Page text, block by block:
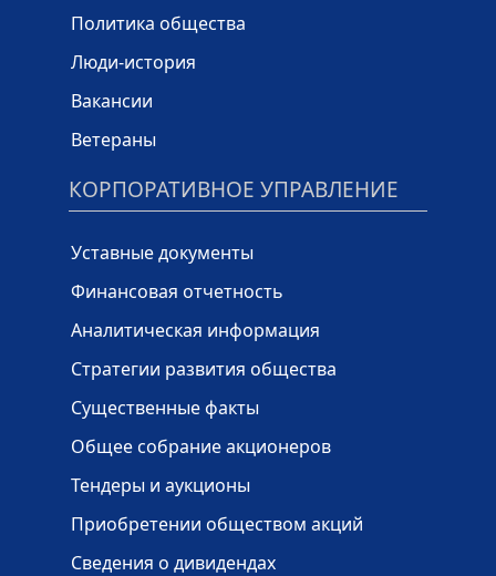
Политика общества
Люди-история
Вакансии
Ветераны
КОРПОРАТИВНОЕ УПРАВЛЕНИЕ
Уставные документы
Финансовая отчетность
Аналитическая информация
Стратегии развития общества
Существенные факты
Общее собрание акционеров
Тендеры и аукционы
Приобретении обществом акций
Сведения о дивидендах